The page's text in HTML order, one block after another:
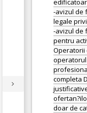
-avizul de
legale
-avizul de
pentru
Operatorii
operatorul
completa
doar de